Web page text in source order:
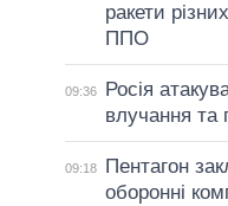
ракети
ППО
09:36
Росія
влучання та
09:18
Пентагон
оборонні